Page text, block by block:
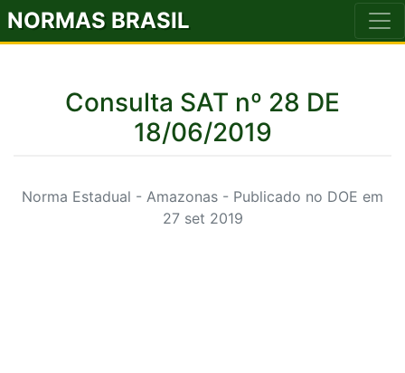
NORMAS BRASIL
Consulta SAT nº 28 DE
18/06/2019
Norma Estadual - Amazonas - Publicado no DOE em
27 set 2019